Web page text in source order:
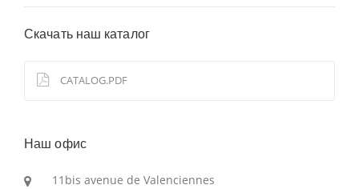
Скачать наш каталог
CATALOG.PDF
Наш офис
11bis avenue de Valenciennes